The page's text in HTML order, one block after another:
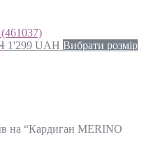
1'299 UAH Вибрати розмір
на “Кардиган MERINO